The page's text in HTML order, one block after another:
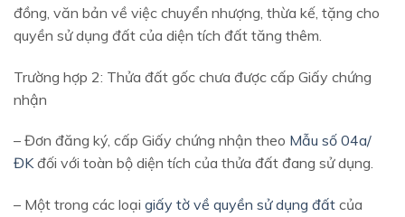
đồng, văn bản về việc chuyển nhượng, thừa kế, tặng cho
quyền sử dụng đất của diện tích đất tăng thêm.
Trường hợp 2: Thửa đất gốc chưa được cấp Giấy chứng
nhận
– Đơn đăng ký, cấp Giấy chứng nhận theo Mẫu số 04a/
ĐKđối với toàn bộ diện tích của thửa đất đang sử dụng.
– Một trong các loại giấy tờ về quyền sử dụng đất của